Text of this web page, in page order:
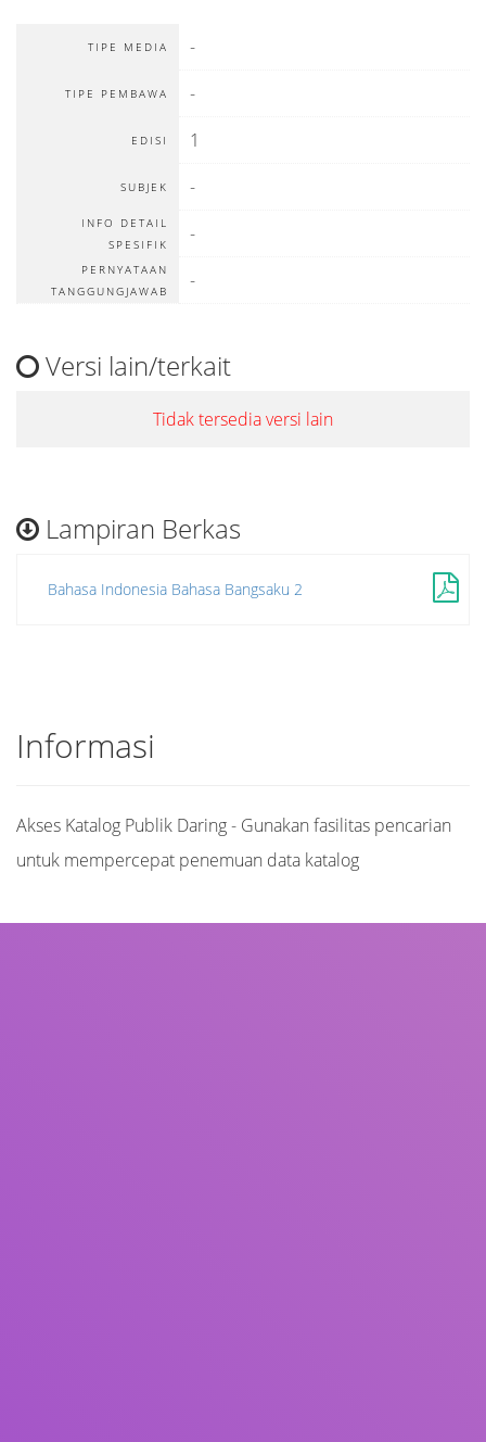
TIPE MEDIA -
TIPE PEMBAWA -
EDISI 1
SUBJEK -
INFO DETAIL
SPESIFIK
-
PERNYATAAN
TANGGUNGJAWAB
-
Versi lain/terkait
Tidak tersedia versi lain
Lampiran Berkas
Bahasa Indonesia Bahasa Bangsaku 2
Informasi
Akses Katalog Publik Daring - Gunakan fasilitas pencarian
untuk mempercepat penemuan data katalog